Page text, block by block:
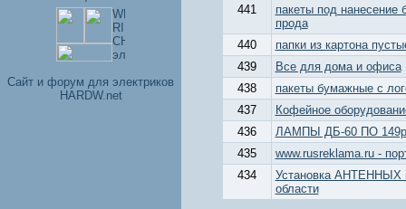
Cайт и форум для электриков
HARDW.net
441
пакеты под нанесение
прода
440
папки из картона
439
Все для дома и офиса
438
пакеты бумажные с
437
Кофейное
436
ЛАМПЫ ДБ-60 ПО
435
www.rusreklama.ru -
434
Установка АНТЕННЫХ
области